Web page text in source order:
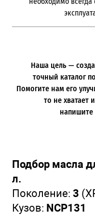
Наша цель —
точный каталог
Помогите нам его
то не хватает
Подбор масла
л.
Поколение: 3
Кузов: NCP131